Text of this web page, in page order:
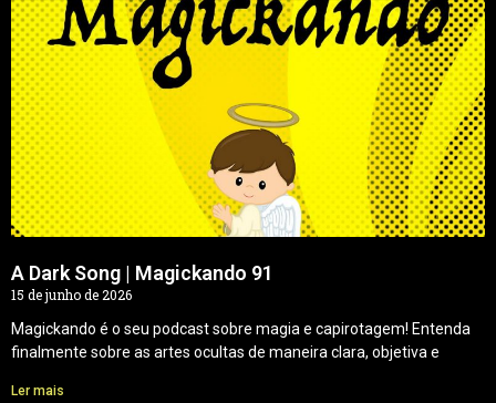
A Dark Song | Magickando 91
15 de junho de 2026
Magickando é o seu podcast sobre magia e capirotagem! Entenda
finalmente sobre as artes ocultas de maneira clara, objetiva e
Ler mais